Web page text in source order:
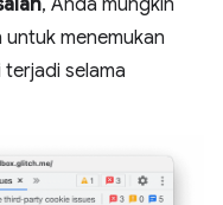
, Anda mungkin
menemukan
terjadi selama